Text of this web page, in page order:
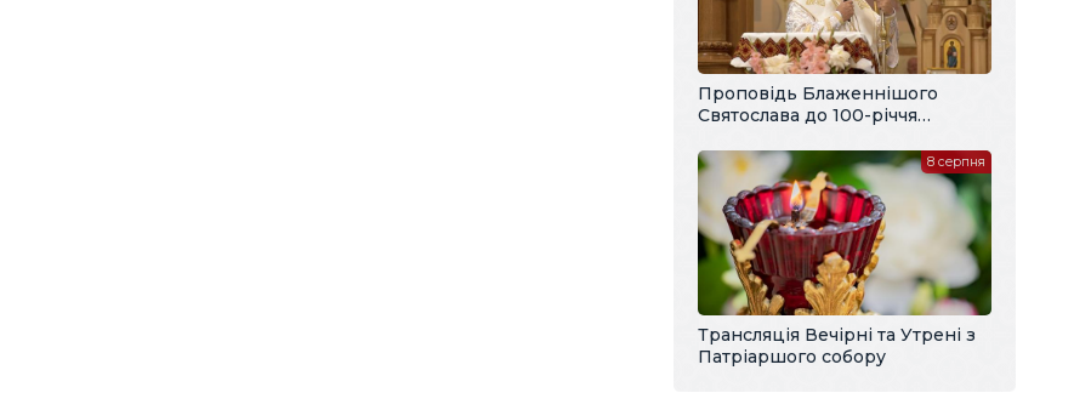
Проповідь Блаженнішого
Святослава до 100-річчя
Трансляція Вечірні та Утрені з
Патріаршого собору
8 серпня